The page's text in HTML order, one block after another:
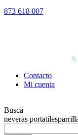
873 618 007
Contacto
Mi cuenta
Busca
neveras portatiles